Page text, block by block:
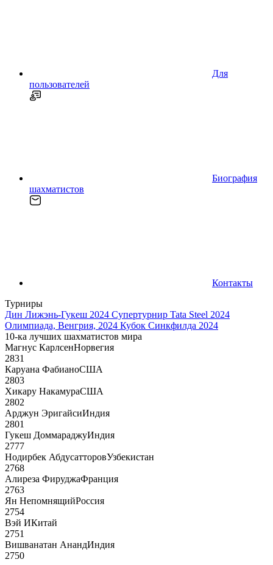
Для
пользователей
Биография
шахматистов
Контакты
Турниры
Дин Лижэнь-Гукеш 2024 Супертурнир Tata Steel 2024
Олимпиада, Венгрия, 2024 Кубок Синкфилда 2024
10-ка лучших шахматистов мира
Магнус КарлсенНорвегия
2831
Каруана ФабианоСША
2803
Хикару НакамураСША
2802
Арджун ЭригайсиИндия
2801
Гукеш ДоммараджуИндия
2777
Нодирбек АбдусатторовУзбекистан
2768
Алиреза ФируджаФранция
2763
Ян НепомнящийРоссия
2754
Вэй ИКитай
2751
Вишванатан АнандИндия
2750